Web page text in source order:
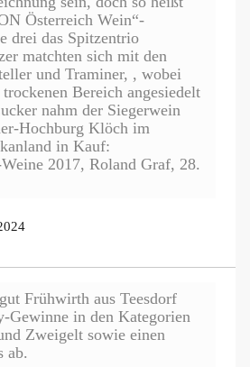
Österreich Wein“-
drei das Spitzentrio
matchten sich mit den
und Traminer, , wobei
Bereich angesiedelt
nahm der Siegerwein
Hochburg Klöch im
in Kauf:
2017, Roland Graf, 28.
Frühwirth aus Teesdorf
Gewinne in den Kategorien
Zweigelt sowie einen
ab.